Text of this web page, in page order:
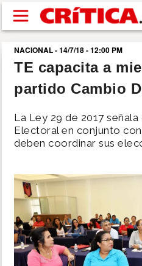
Pasar al contenido principal
buscar
SUCESOS
NACIONAL
SHOW
DEPORTES
MUNDO
NACIONAL - 14/7/18 - 12:00 PM
TE capacita a
partido Cambio
La Ley 29 de 2017 señala
Electoral en conjunto
deben coordinar sus